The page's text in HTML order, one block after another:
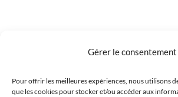
Gérer le consentement
Pour offrir les meilleures expériences, nous utilisons
que les cookies pour stocker et/ou accéder aux